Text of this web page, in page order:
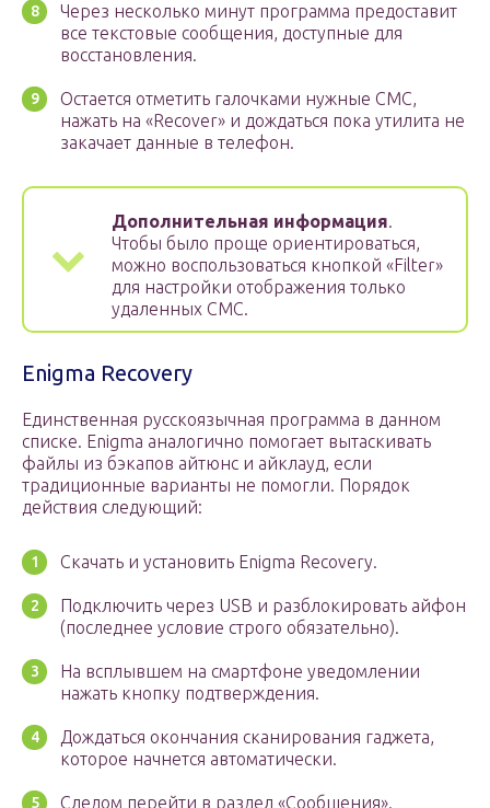
Через несколько минут программа предоставит
все текстовые сообщения, доступные для
восстановления.
Остается отметить галочками нужные СМС,
нажать на «Recover» и дождаться пока утилита не
закачает данные в телефон.
Дополнительная информация.
Чтобы было проще ориентироваться,
можно воспользоваться кнопкой «Filter»
для настройки отображения только
удаленных СМС.
Enigma Recovery
Единственная русскоязычная программа в данном
списке. Enigma аналогично помогает вытаскивать
файлы из бэкапов айтюнс и айклауд, если
традиционные варианты не помогли. Порядок
действия следующий:
Скачать и установить Enigma Recovery.
Подключить через USB и разблокировать айфон
(последнее условие строго обязательно).
На всплывшем на смартфоне уведомлении
нажать кнопку подтверждения.
Дождаться окончания сканирования гаджета,
которое начнется автоматически.
Следом перейти в раздел «Сообщения».